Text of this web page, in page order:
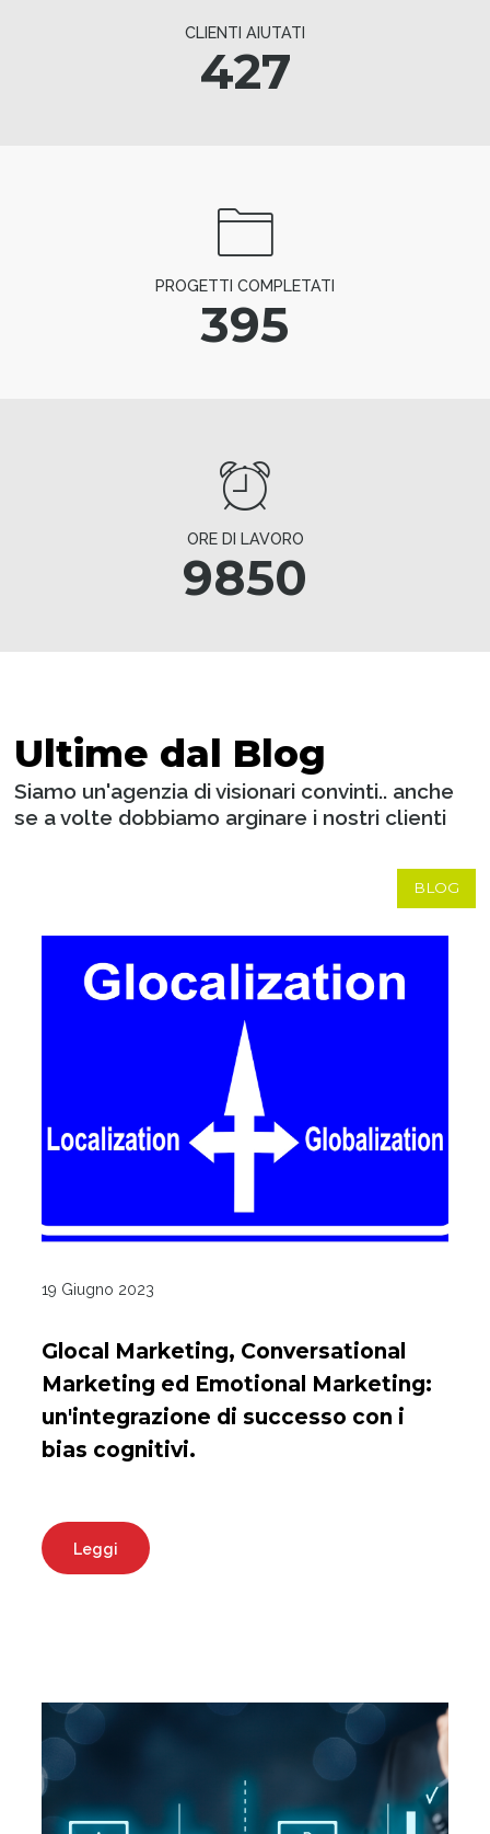
CLIENTI AIUTATI
427
PROGETTI COMPLETATI
395
ORE DI LAVORO
9850
Ultime dal Blog
Siamo un'agenzia di visionari convinti.. anche
se a volte dobbiamo arginare i nostri clienti
BLOG
19 Giugno 2023
Glocal Marketing, Conversational
Marketing ed Emotional Marketing:
un'integrazione di successo con i
bias cognitivi.
Leggi